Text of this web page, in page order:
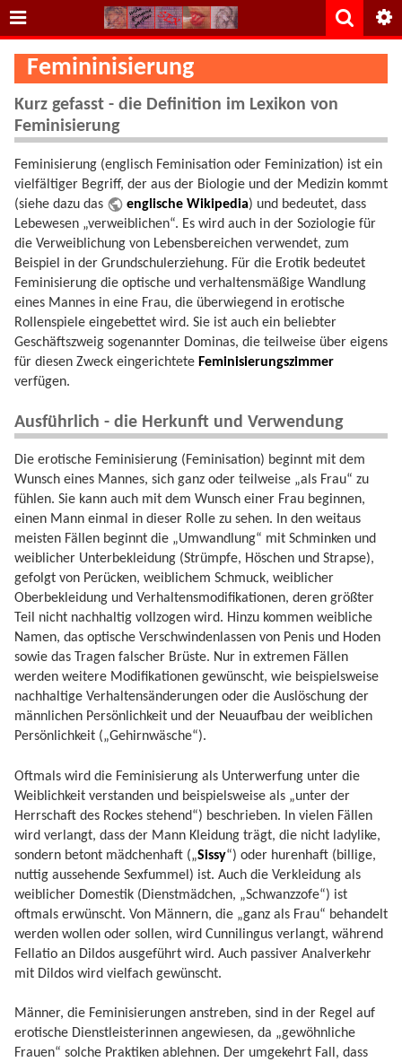
Femininisierung
Kurz gefasst - die Definition im Lexikon von
Feminisierung
Feminisierung (englisch Feminisation oder Feminization) ist ein
vielfältiger Begriff, der aus der Biologie und der Medizin kommt
(siehe dazu das
englische Wikipedia) und bedeutet, dass
Lebewesen „verweiblichen“. Es wird auch in der Soziologie für
die Verweiblichung von Lebensbereichen verwendet, zum
Beispiel in der Grundschulerziehung. Für die Erotik bedeutet
Feminisierung die optische und verhaltensmäßige Wandlung
eines Mannes in eine Frau, die überwiegend in erotische
Rollenspiele eingebettet wird. Sie ist auch ein beliebter
Geschäftszweig sogenannter Dominas, die teilweise über eigens
für diesen Zweck eingerichtete Feminisierungszimmer
verfügen.
Ausführlich - die Herkunft und Verwendung
Die erotische Feminisierung (Feminisation) beginnt mit dem
Wunsch eines Mannes, sich ganz oder teilweise „als Frau“ zu
fühlen. Sie kann auch mit dem Wunsch einer Frau beginnen,
einen Mann einmal in dieser Rolle zu sehen. In den weitaus
meisten Fällen beginnt die „Umwandlung“ mit Schminken und
weiblicher Unterbekleidung (Strümpfe, Höschen und Strapse),
gefolgt von Perücken, weiblichem Schmuck, weiblicher
Oberbekleidung und Verhaltensmodifikationen, deren größter
Teil nicht nachhaltig vollzogen wird. Hinzu kommen weibliche
Namen, das optische Verschwindenlassen von Penis und Hoden
sowie das Tragen falscher Brüste. Nur in extremen Fällen
werden weitere Modifikationen gewünscht, wie beispielsweise
nachhaltige Verhaltensänderungen oder die Auslöschung der
männlichen Persönlichkeit und der Neuaufbau der weiblichen
Persönlichkeit („Gehirnwäsche“).
Oftmals wird die Feminisierung als Unterwerfung unter die
Weiblichkeit verstanden und beispielsweise als „unter der
Herrschaft des Rockes stehend“) beschrieben. In vielen Fällen
wird verlangt, dass der Mann Kleidung trägt, die nicht ladylike,
sondern betont mädchenhaft („Sissy“) oder hurenhaft (billige,
nuttig aussehende Sexfummel) ist. Auch die Verkleidung als
weiblicher Domestik (Dienstmädchen, „Schwanzzofe“) ist
oftmals erwünscht. Von Männern, die „ganz als Frau“ behandelt
werden wollen oder sollen, wird Cunnilingus verlangt, während
Fellatio an Dildos ausgeführt wird. Auch passiver Analverkehr
mit Dildos wird vielfach gewünscht.
Männer, die Feminisierungen anstreben, sind in der Regel auf
erotische Dienstleisterinnen angewiesen, da „gewöhnliche
Frauen“ solche Praktiken ablehnen. Der umgekehrt Fall, dass